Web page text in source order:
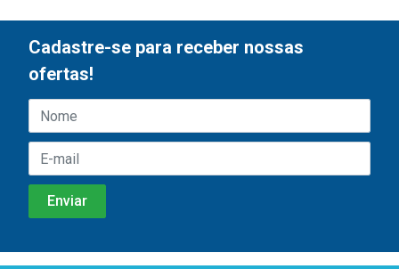
Cadastre-se para receber nossas
ofertas!